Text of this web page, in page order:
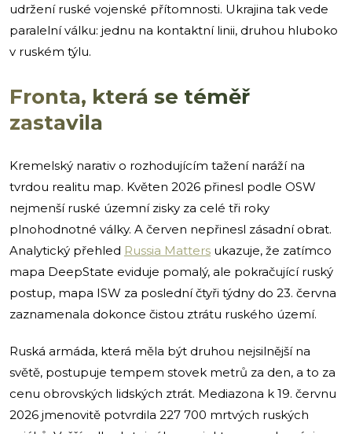
udržení ruské vojenské přítomnosti. Ukrajina tak vede
paralelní válku: jednu na kontaktní linii, druhou hluboko
v ruském týlu.
Fronta, která se téměř
zastavila
Kremelský narativ o rozhodujícím tažení naráží na
tvrdou realitu map. Květen 2026 přinesl podle OSW
nejmenší ruské územní zisky za celé tři roky
plnohodnotné války. A červen nepřinesl zásadní obrat.
Analytický přehled Russia Matters ukazuje, že zatímco
mapa DeepState eviduje pomalý, ale pokračující ruský
postup, mapa ISW za poslední čtyři týdny do 23. června
zaznamenala dokonce čistou ztrátu ruského území.
Ruská armáda, která měla být druhou nejsilnější na
světě, postupuje tempem stovek metrů za den, a to za
cenu obrovských lidských ztrát. Mediazona k 19. červnu
2026 jmenovitě potvrdila 227 700 mrtvých ruských